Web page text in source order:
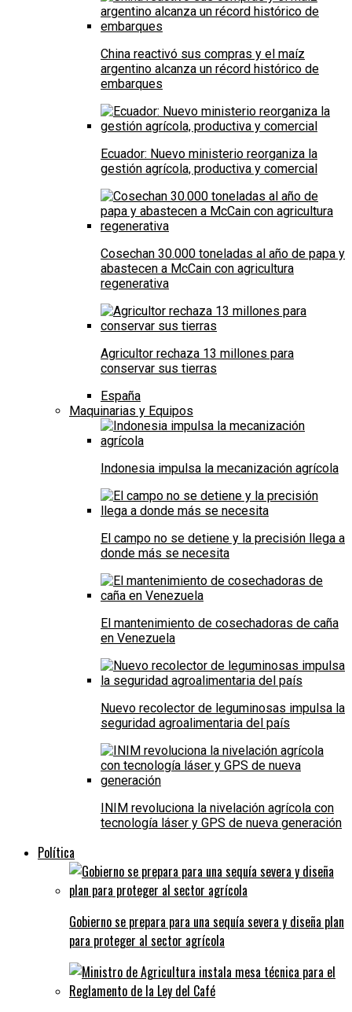
China reactivó sus compras y el maíz
argentino alcanza un récord histórico de
embarques
Ecuador: Nuevo ministerio reorganiza la
gestión agrícola, productiva y comercial
Cosechan 30.000 toneladas al año de papa y
abastecen a McCain con agricultura
regenerativa
Agricultor rechaza 13 millones para
conservar sus tierras
España
Maquinarias y Equipos
Indonesia impulsa la mecanización agrícola
El campo no se detiene y la precisión llega a
donde más se necesita
El mantenimiento de cosechadoras de caña
en Venezuela
Nuevo recolector de leguminosas impulsa la
seguridad agroalimentaria del país
INIM revoluciona la nivelación agrícola con
tecnología láser y GPS de nueva generación
Política
Gobierno se prepara para una sequía severa y diseña plan
para proteger al sector agrícola